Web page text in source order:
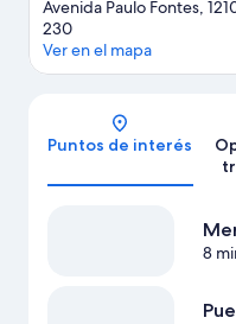
Avenida Paulo Fontes,
230
Ver en el mapa
Puntos de interés
8